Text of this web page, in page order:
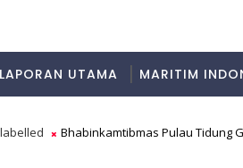
LAPORAN UTAMA MARITIM
Bhabinkamtibmas Pulau Tidung